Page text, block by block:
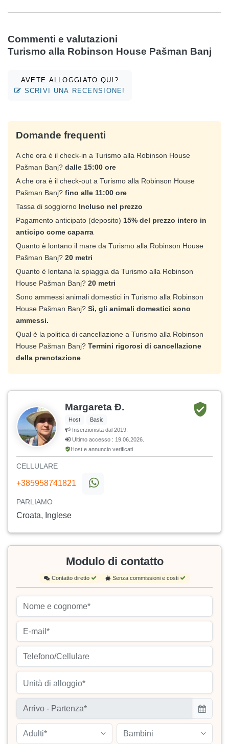
Commenti e valutazioni
Turismo alla Robinson House Pašman Banj
AVETE ALLOGGIATO QUI?
SCRIVI UNA RECENSIONE!
Domande frequenti
A che ora è il check-in a Turismo alla Robinson House
Pašman Banj? dalle 15:00 ore
A che ora è il check-out a Turismo alla Robinson House
Pašman Banj? fino alle 11:00 ore
Tassa di soggiorno Incluso nel prezzo
Pagamento anticipato (deposito) 15% del prezzo intero in
anticipo come caparra
Quanto è lontano il mare da Turismo alla Robinson House
Pašman Banj? 20 metri
Quanto è lontana la spiaggia da Turismo alla Robinson
House Pašman Banj? 20 metri
Sono ammessi animali domestici in Turismo alla Robinson
House Pašman Banj? Sì, gli animali domestici sono
ammessi.
Qual è la politica di cancellazione a Turismo alla Robinson
House Pašman Banj? Termini rigorosi di cancellazione
della prenotazione
Margareta Đ.
Host
Basic
Inserzionista dal 2019.
Ultimo accesso : 19.06.2026.
Host e annuncio verificati
CELLULARE
+385958741821
PARLIAMO
Croata, Inglese
Modulo di contatto
Contatto diretto Senza commissioni e costi
Unità di alloggio*
Adulti* Bambini